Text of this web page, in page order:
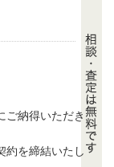
ご納得いただき
約を締結いたし